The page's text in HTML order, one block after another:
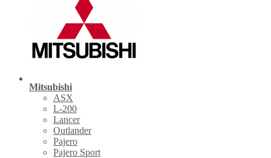
Mitsubishi
ASX
L-200
Lancer
Outlander
Pajero
Pajero Sport